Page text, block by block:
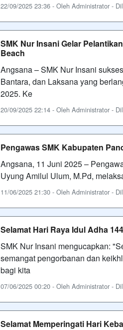
22/09/2025 23:36 - Oleh Administrator -
SMK Nur Insani Gelar
Beach
Angsana – SMK Nur Insani
Bantara, dan Laksana yang
2025. Ke
20/09/2025 22:14 - Oleh Administrator -
Pengawas SMK Kabupaten
Angsana, 11 Juni 2025 –
Uyung Amilul Ulum, M.Pd,
11/06/2025 21:30 - Oleh Administrator -
Selamat Hari Raya Idul Adha
SMK Nur Insani mengucapkan:
semangat pengorbanan dan
bagi kita
07/06/2025 00:20 - Oleh Administrator -
Selamat Memperingati Hari